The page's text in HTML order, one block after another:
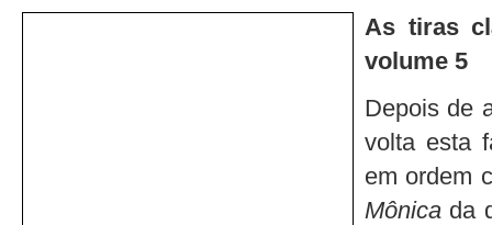
As tiras
volume 5
Depois de
volta esta
em ordem
Mônica da